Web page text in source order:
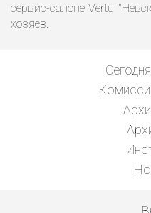
сервис-салоне Vertu
хозяев.